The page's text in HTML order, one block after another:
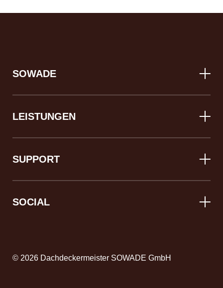
SOWADE
LEISTUNGEN
SUPPORT
SOCIAL
© 2026 Dachdeckermeister SOWADE GmbH